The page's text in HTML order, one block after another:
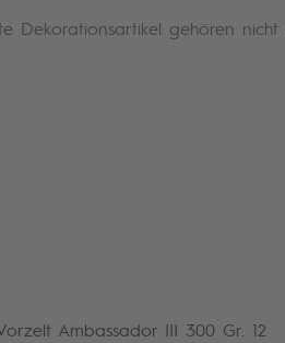
Dekorationsartikel gehören nicht
Ambassador III 300 Gr. 12